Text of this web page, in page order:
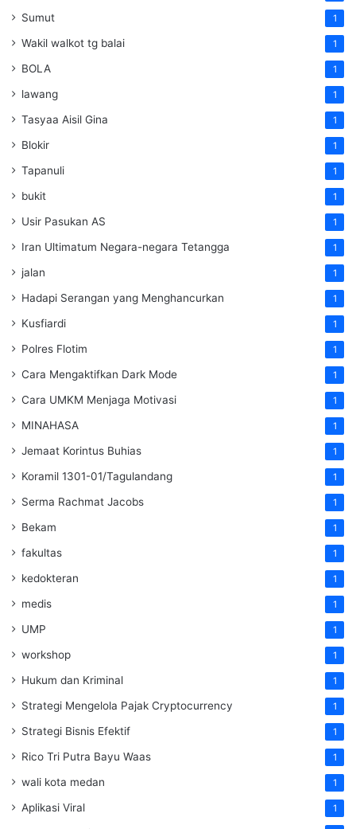
Sumut 1
Wakil walkot tg balai 1
BOLA 1
lawang 1
Tasyaa Aisil Gina 1
Blokir 1
Tapanuli 1
bukit 1
Usir Pasukan AS 1
Iran Ultimatum Negara-negara Tetangga 1
jalan 1
Hadapi Serangan yang Menghancurkan 1
Kusfiardi 1
Polres Flotim 1
Cara Mengaktifkan Dark Mode 1
Cara UMKM Menjaga Motivasi 1
MINAHASA 1
Jemaat Korintus Buhias 1
Koramil 1301-01/Tagulandang 1
Serma Rachmat Jacobs 1
Bekam 1
fakultas 1
kedokteran 1
medis 1
UMP 1
workshop 1
Hukum dan Kriminal 1
Strategi Mengelola Pajak Cryptocurrency 1
Strategi Bisnis Efektif 1
Rico Tri Putra Bayu Waas 1
wali kota medan 1
Aplikasi Viral 1